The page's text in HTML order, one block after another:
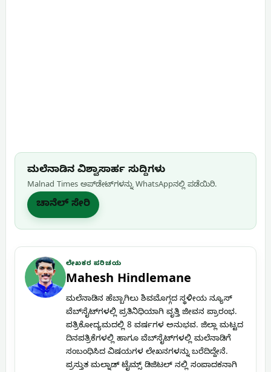
ಮಲೆನಾಡಿನ ವಿಶ್ವಾಸಾರ್ಹ ಸುದ್ದಿಗಳು
Malnad Times ಅಪ್‌ಡೇಟ್‌ಗಳನ್ನು WhatsApp‌ನಲ್ಲಿ ಪಡೆಯಿರಿ.
ಚಾನೆಲ್ ಸೇರಿ
ಲೇಖಕರ ಪರಿಚಯ
Mahesh Hindlemane
ಮಲೆನಾಡಿನ ಹೆಬ್ಬಾಗಿಲು ಶಿವಮೊಗ್ಗದ ಸ್ಥಳೀಯ ನ್ಯೂಸ್
ವೆಬ್‌ಸೈಟ್‌ಗಳಲ್ಲಿ ಪ್ರತಿನಿಧಿಯಾಗಿ ವೃತ್ತಿ ಜೀವನ ಪ್ರಾರಂಭ.
ಪತ್ರಿಕೋದ್ಯಮದಲ್ಲಿ 8 ವರ್ಷಗಳ ಅನುಭವ. ಜಿಲ್ಲಾ ಮಟ್ಟದ
ದಿನಪತ್ರಿಕೆಗಳಲ್ಲಿ ಹಾಗೂ ವೆಬ್‌ಸೈಟ್‌ಗಳಲ್ಲಿ ಮಲೆನಾಡಿಗೆ
ಸಂಬಂಧಿಸಿದ ವಿಷಯಗಳ ಲೇಖನಗಳನ್ನು ಬರೆದಿದ್ದೇನೆ.
ಪ್ರಸ್ತುತ ಮಲ್ನಾಡ್ ಟೈಮ್ಸ್ ಡಿಜಿಟಲ್ ನಲ್ಲಿ ಸಂಪಾದಕನಾಗಿ